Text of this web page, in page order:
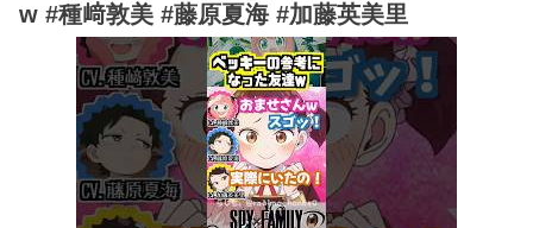
w #種﨑敦美 #藤原夏海 #加藤英美里